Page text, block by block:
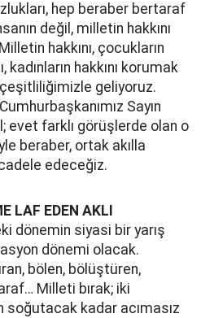
hep beraber bertaraf
değil, milletin hakkını
hakkını, çocukların
kadınların hakkını korumak
geliyoruz.
Sayın
evet farklı görüşlerde olan o
beraber, ortak akılla
edeceğiz.
LAF EDEN AKLI
dönemin siyasi bir yarış
dönemi olacak.
bölen, bölüştüren,
Milleti bırak; iki
soğutacak kadar acımasız